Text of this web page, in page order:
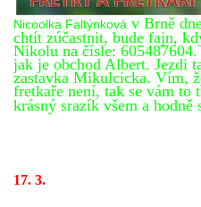
JAK FRETKA BYDLÍ
CESTOVÁNÍ S FRETKOU
JEDNA ČÍ VÍCE FRETEK?
Nicoolka Faltýnková v Brně
chtít zúčastnit, bude fajn,
Nikolu na čísle:
jak je obchod Albert. Jezdi
zastavka Mikulcicka. Vím,
fretkaře není, tak se vám to
krásný srazík všem a hodně
17. 3.